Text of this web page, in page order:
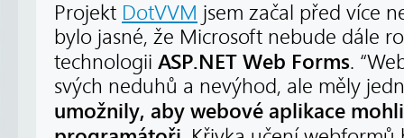
Projekt DotVVM jsem začal před více
bylo jasné, že Microsoft nebude dále
technologii ASP.NET Web Forms.
svých neduhů a nevýhod, ale měly
umožnily, aby webové aplikace